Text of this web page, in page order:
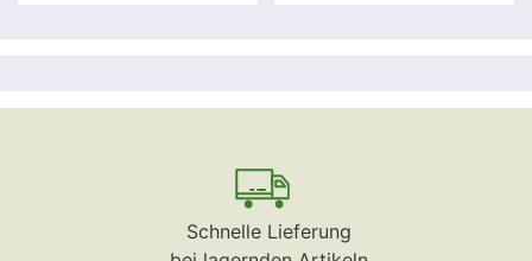
Schnelle Lieferung